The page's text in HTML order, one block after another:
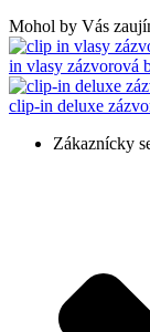
Mohol by Vás
in vlasy zázvorová
clip-in deluxe
Zákaznícky